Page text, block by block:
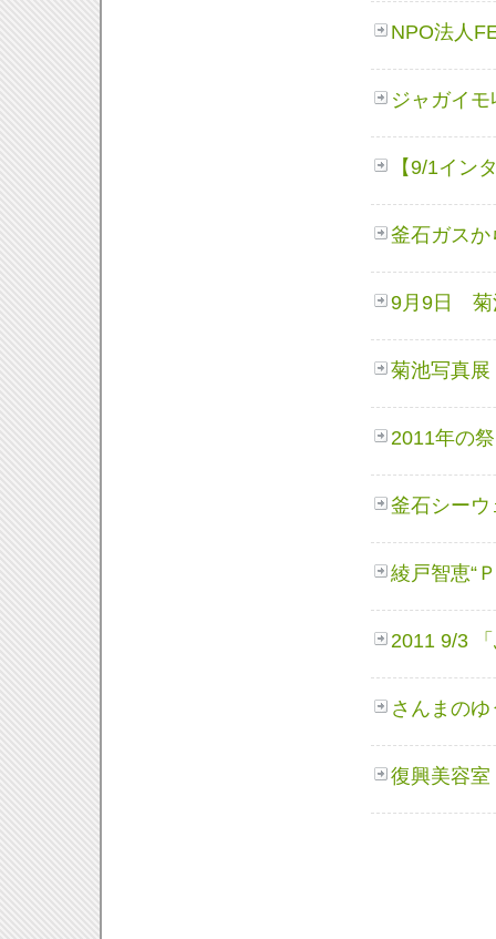
NPO法人
ジャガイ
【9/1イン
釜石ガス
9月9日 菊
菊池写真展
2011年の
釜石シー
綾戸智恵“
2011 9/3
さんまの
復興美容